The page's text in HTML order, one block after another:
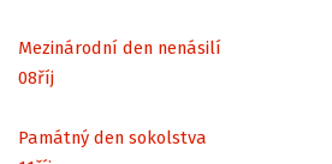
Mezinárodní den nenásilí
08říj
Památný den sokolstva